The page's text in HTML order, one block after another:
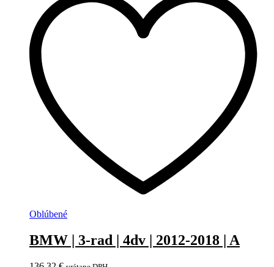
Oblúbené
BMW | 3-rad | 4dv | 2012-2018 | A